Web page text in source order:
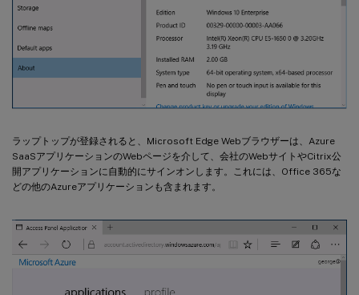
ラップトップが登録されると、Microsoft Edge Webブラウザーは、Azure
SaaSアプリケーションのWebページを介して、会社のWebサイトやCitrix公
開アプリケーションに自動的にサインオンします。これには、Office 365な
どの他のAzureアプリケーションも含まれます。